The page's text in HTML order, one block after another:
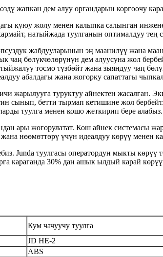
жапкан дем алуу органдарын коргоочу
куюу жолу менен калыпка салынган
натыйжада туулганын оптималдуу тең
жабдууларынын эң маанилүү жана
чаң бөлүкчөлөрүнүн дем алуусуна жол
тосмо түзбөйт жана зыяндуу чаң
абалдагы жана жогорку сапаттагы
жарылууга туруктуу айнектен жасалган.
сынып, бетти тырмап кетишине жол
туулга менен кошо жеткирип бере алабыз.
ары жогорулатат. Кош айнек системасы
нөөмөттөрү үчүн идеалдуу көрүү менен
Junda туулгасы оператордун мыкты
караганда 30% дан ашык ылдый карай
Кум чачуучу туулга
JD HE-2
ABS